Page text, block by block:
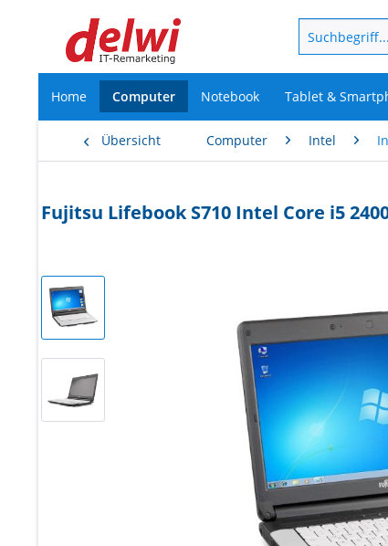
Home Computer Notebook Tablet &
Übersicht Computer Intel
Fujitsu Lifebook S710 Intel Core i5